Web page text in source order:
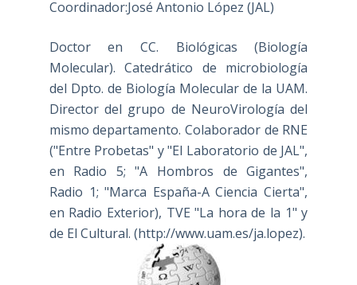
Coordinador:José Antonio López (JAL)
Doctor en CC. Biológicas (Biología
Molecular). Catedrático de microbiología
del Dpto. de Biología Molecular de la UAM.
Director del grupo de NeuroVirología del
mismo departamento. Colaborador de RNE
("Entre Probetas" y "El Laboratorio de JAL",
en Radio 5; "A Hombros de Gigantes",
Radio 1; "Marca España-A Ciencia Cierta",
en Radio Exterior), TVE "La hora de la 1" y
de El Cultural. (http://www.uam.es/ja.lopez).